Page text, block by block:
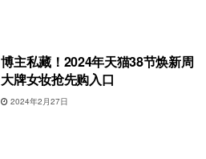
博主私藏！2024年天猫38节焕新周
大牌女妆抢先购入口
2024年2月27日